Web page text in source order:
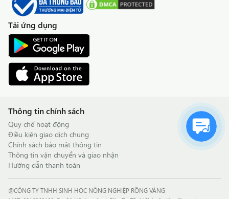
Tải ứng dụng
Thông tin chính sách
Quy chế hoạt động
Điều kiện giao dịch chung
Chính sách bảo mật thông tin
Thông tin vận chuyển và giao nhận
Hướng dẫn thanh toán
@CÔNG TY TNHH SINH HỌC NÔNG NGHIỆP RỒNG VÀNG